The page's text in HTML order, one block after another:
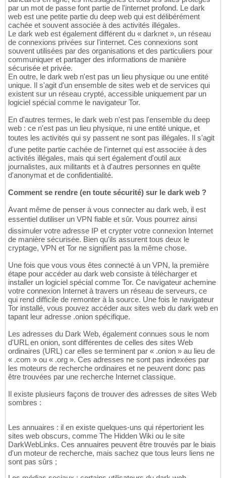
par un mot de passe font partie de l'internet profond. Le dark
web est une petite partie du deep web qui est délibérément
cachée et souvent associée à des activités illégales.
Le dark web est également différent du « darknet », un réseau
de connexions privées sur l'internet. Ces connexions sont
souvent utilisées par des organisations et des particuliers pour
communiquer et partager des informations de manière
sécurisée et privée.
En outre, le dark web n'est pas un lieu physique ou une entité
unique. Il s'agit d'un ensemble de sites web et de services qui
existent sur un réseau crypté, accessible uniquement par un
logiciel spécial comme le navigateur Tor.
En d'autres termes, le dark web n'est pas l'ensemble du deep
web : ce n'est pas un lieu physique, ni une entité unique, et
toutes les activités qui sy passent ne sont pas illégales. Il s'agit
d'une petite partie cachée de l'internet qui est associée à des
activités illégales, mais qui sert également d'outil aux
journalistes, aux militants et à d'autres personnes en quête
d'anonymat et de confidentialité.
Comment se rendre (en toute sécurité) sur le dark web ?
Avant même de penser à vous connecter au dark web, il est
essentiel dutiliser un VPN fiable et sûr. Vous pourrez ainsi
dissimuler votre adresse IP et crypter votre connexion Internet
de manière sécurisée. Bien qu'ils assurent tous deux le
cryptage, VPN et Tor ne signifient pas la même chose.
Une fois que vous vous êtes connecté à un VPN, la première
étape pour accéder au dark web consiste à télécharger et
installer un logiciel spécial comme Tor. Ce navigateur achemine
votre connexion Internet à travers un réseau de serveurs, ce
qui rend difficile de remonter à la source. Une fois le navigateur
Tor installé, vous pouvez accéder aux sites web du dark web en
tapant leur adresse .onion spécifique.
Les adresses du Dark Web, également connues sous le nom
d'URL en onion, sont différentes de celles des sites Web
ordinaires (URL) car elles se terminent par « .onion » au lieu de
« .com » ou « .org ». Ces adresses ne sont pas indexées par
les moteurs de recherche ordinaires et ne peuvent donc pas
être trouvées par une recherche Internet classique.
Il existe plusieurs façons de trouver des adresses de sites Web
sombres :
Les annuaires : il en existe quelques-uns qui répertorient les
sites web obscurs, comme The Hidden Wiki ou le site
DarkWebLinks. Ces annuaires peuvent être trouvés par le biais
d'un moteur de recherche, mais sachez que tous leurs liens ne
sont pas sûrs ;